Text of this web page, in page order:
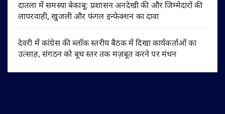
दातला में समस्या बेकाबू: प्रशासन अनदेखी की और जिम्मेदारों की
लापरवाही, खुजली और फंगल इन्फेक्शन का दावा
देवरी में कांग्रेस की ब्लॉक स्तरीय बैठक में दिखा कार्यकर्ताओं का
उत्साह, संगठन को बूथ स्तर तक मज़बूत करने पर मंथन